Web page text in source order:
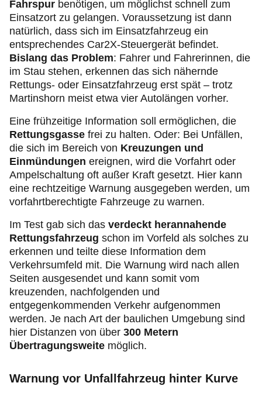
Fahrspur benötigen, um möglichst schnell zum
Einsatzort zu gelangen. Voraussetzung ist dann
natürlich, dass sich im Einsatzfahrzeug ein
entsprechendes Car2X-Steuergerät befindet.
Bislang das Problem: Fahrer und Fahrerinnen, die
im Stau stehen, erkennen das sich nähernde
Rettungs- oder Einsatzfahrzeug erst spät – trotz
Martinshorn meist etwa vier Autolängen vorher.
Eine frühzeitige Information soll ermöglichen, die
Rettungsgasse frei zu halten. Oder: Bei Unfällen,
die sich im Bereich von Kreuzungen und
Einmündungen ereignen, wird die Vorfahrt oder
Ampelschaltung oft außer Kraft gesetzt. Hier kann
eine rechtzeitige Warnung ausgegeben werden, um
vorfahrtberechtigte Fahrzeuge zu warnen.
Im Test gab sich das verdeckt herannahende
Rettungsfahrzeug schon im Vorfeld als solches zu
erkennen und teilte diese Information dem
Verkehrsumfeld mit. Die Warnung wird nach allen
Seiten ausgesendet und kann somit vom
kreuzenden, nachfolgenden und
entgegenkommenden Verkehr aufgenommen
werden. Je nach Art der baulichen Umgebung sind
hier Distanzen von über 300 Metern
Übertragungsweite möglich.
Warnung vor Unfallfahrzeug hinter Kurve